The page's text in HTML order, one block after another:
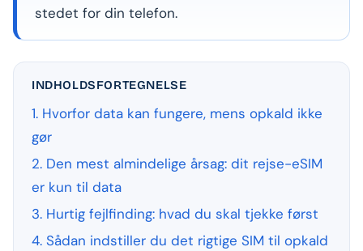
stedet for din telefon.
INDHOLDSFORTEGNELSE
1. Hvorfor data kan fungere, mens opkald ikke
gør
2. Den mest almindelige årsag: dit rejse-eSIM
er kun til data
3. Hurtig fejlfinding: hvad du skal tjekke først
4. Sådan indstiller du det rigtige SIM til opkald